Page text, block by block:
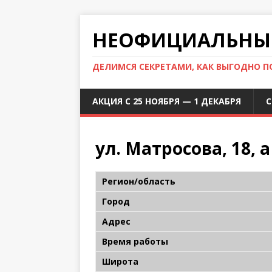
ДЕЛИМСЯ СЕКРЕТАМИ, КАК ВЫГОДНО
АКЦИЯ С 25 НОЯБРЯ — 1 ДЕКАБРЯ
ул. Матросова, 18, а
Регион/область
Город
Адрес
Время работы
Широта